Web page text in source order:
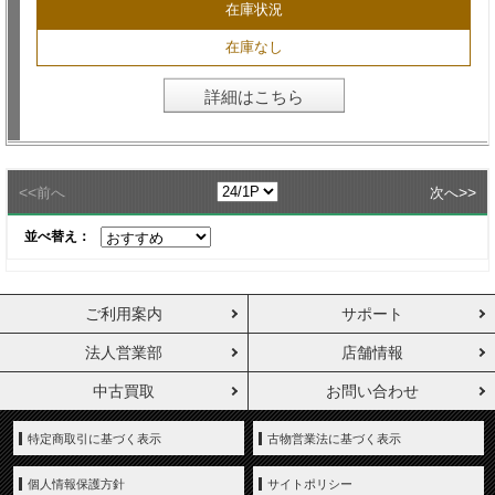
在庫状況
在庫なし
詳細はこちら
<<前へ 次へ>>
並べ替え：
ご利用案内 サポート
法人営業部 店舗情報
中古買取 お問い合わせ
特定商取引に基づく表示 古物営業法に基づく表示
個人情報保護方針 サイトポリシー